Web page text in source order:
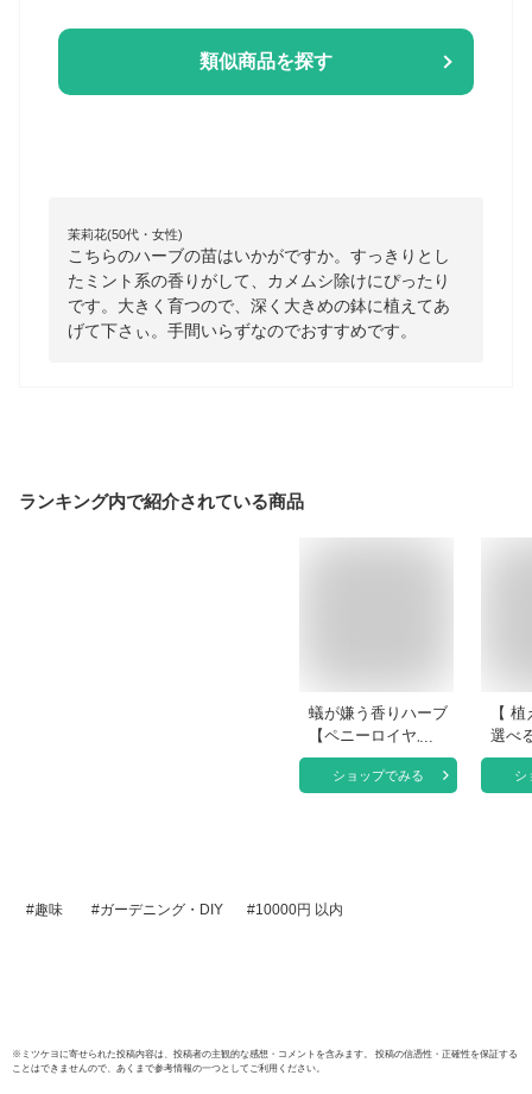
類似商品を探す
茉莉花(50代・女性)
こちらのハーブの苗はいかがですか。すっきりとし
たミント系の香りがして、カメムシ除けにぴったり
です。大きく育つので、深く大きめの鉢に植えてあ
げて下さぃ。手間いらずなのでおすすめです。
ランキング内で紹介されている商品
蟻が嫌う香りハーブ
【ペニーロイヤルミ
ント 3号ポット苗 2
個セット】虫 が苦
え 苗 香り (ペニー
ショップでみる
【
選べ
ハー
号ス
シ
趣味 ガーデニング・DIY 10000円 以内
※ ミツケヨに寄せられた投稿内容は、投稿者の主観的な感想・コメントを含みます。 投稿の信憑性・正確性を保証する
ことはできませんので、あくまで参考情報の一つとしてご利用ください。